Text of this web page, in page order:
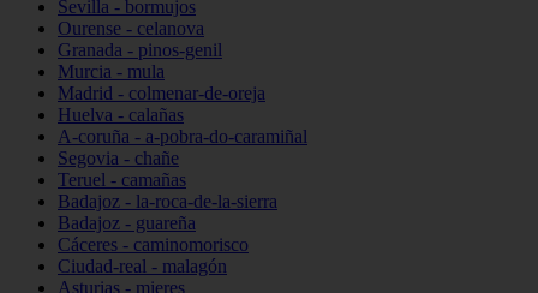
Sevilla - bormujos
Ourense - celanova
Granada - pinos-genil
Murcia - mula
Madrid - colmenar-de-oreja
Huelva - calañas
A-coruña - a-pobra-do-caramiñal
Segovia - chañe
Teruel - camañas
Badajoz - la-roca-de-la-sierra
Badajoz - guareña
Cáceres - caminomorisco
Ciudad-real - malagón
Asturias - mieres